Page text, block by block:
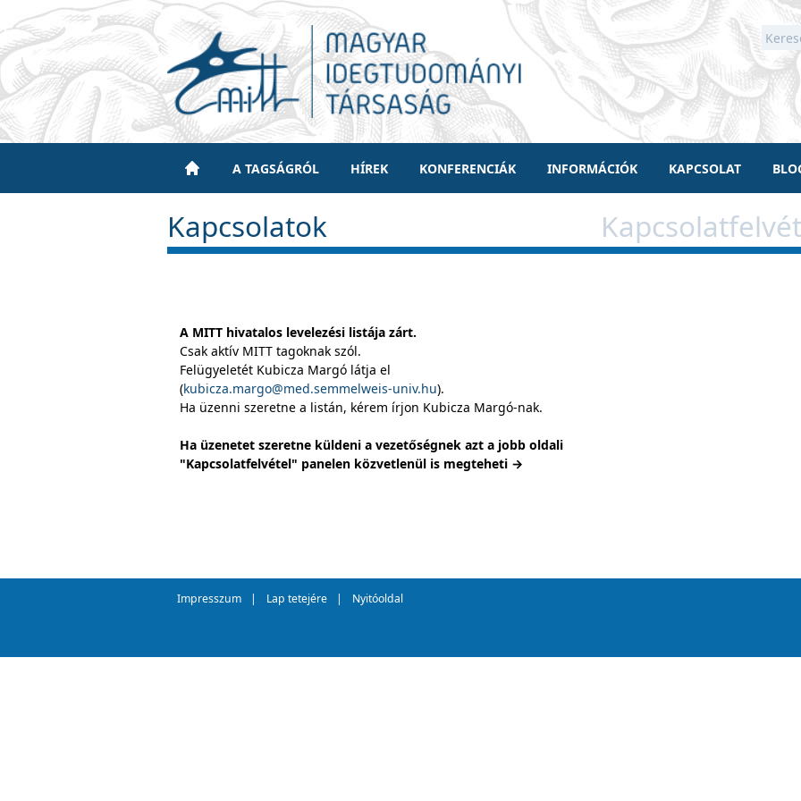
A TAGSÁGRÓL HÍREK KONFERENCIÁK INFORMÁCIÓK KAPCSOLAT
Kapcsolatok
A MITT hivatalos levelezési listája zárt.
Csak aktív MITT tagoknak szól.
Felügyeletét Kubicza Margó látja el
(kubicza.margo@med.semmelweis-univ.hu).
Ha üzenni szeretne a listán, kérem írjon Kubicza Margó-nak.
Ha üzenetet szeretne küldeni a vezetőségnek azt a jobb oldali
"Kapcsolatfelvétel" panelen közvetlenül is megteheti →
Impresszum | Lap tetejére | Nyitóoldal